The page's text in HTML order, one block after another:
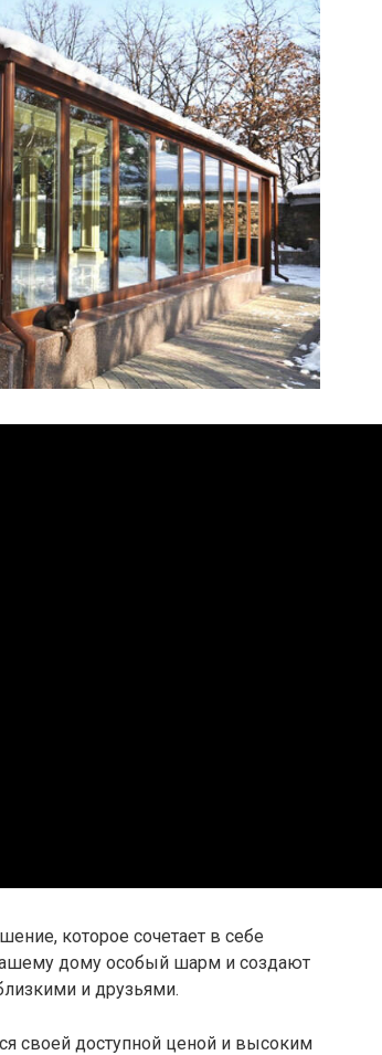
которое сочетает в себе
дому особый шарм и создают
и друзьями.
своей доступной ценой и высоким